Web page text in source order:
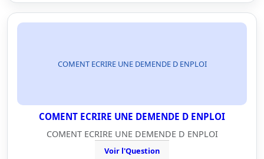
COMENT ECRIRE UNE DEMENDE D ENPLOI
COMENT ECRIRE UNE DEMENDE D ENPLOI
COMENT ECRIRE UNE DEMENDE D ENPLOI
Voir l'Question